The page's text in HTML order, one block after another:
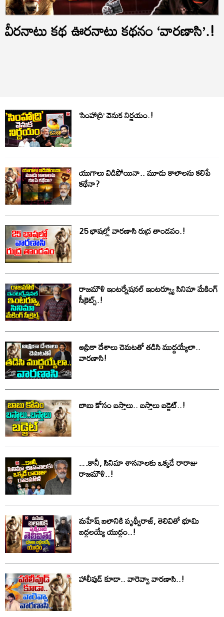
వీరనాటు కథ ఊరనాటు కథనం ‘వారణాసి’.!
‘సింహాద్రి’ వెనుక నిర్ణయం.!
యుగాలు విడిపోయినా.. మూడు కాలాలను కలిపే
కథేనా?
25 భాషల్లో వారణాసి రుద్ర తాండవం.!
రాజమౌళి ఇంటర్నేషనల్ ఇంటర్వ్యూ సినిమా మేకింగ్
సీక్రెట్స్.!
ఆఫ్రికా దేశాలు చెమటతో తడిసి ముద్దయ్యేలా..
వారణాసి!
బాబు కోసం బస్తాలు.. బస్తాలు బడ్జెట్..!
…కానీ, సినిమా శాసనాలకు ఒక్కడే రారాజు
రాజమౌళి..!
మహేష్ బలానికి పృథ్వీరాజ్, తెలివితో భూమి
బద్ధలయ్యే యుద్ధం..!
హాలీవుడ్ కూడా.. వారెవ్వా వారణాసి..!